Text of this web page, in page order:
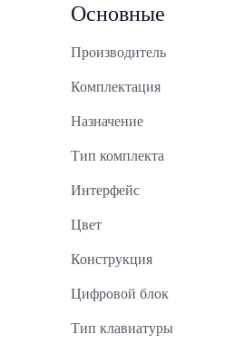
Основные
Производитель
Комплектация
Назначение
Тип комплекта
Интерфейс
Цвет
Конструкция
Цифровой блок
Тип клавиатуры